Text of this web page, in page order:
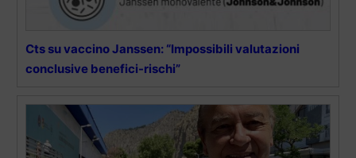
Cts su vaccino Janssen: “Impossibili valutazioni
conclusive benefici-rischi”